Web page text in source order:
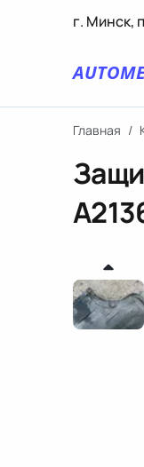
г. Минск,
Главная /